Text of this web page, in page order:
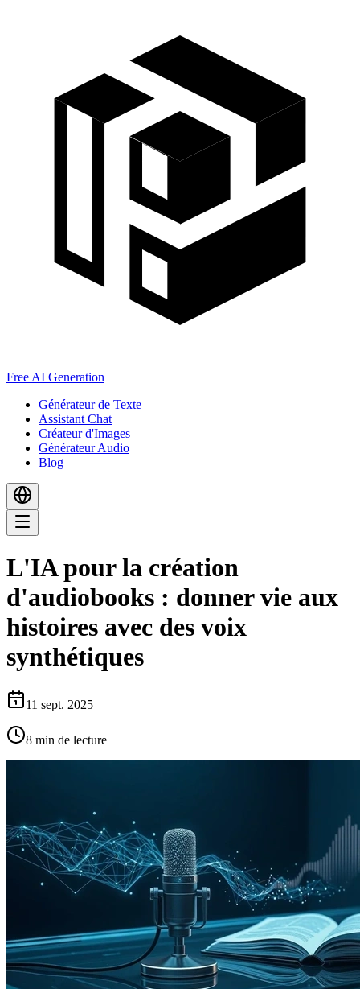
Free AI Generation
Générateur de Texte
Assistant Chat
Créateur d'Images
Générateur Audio
Blog
L'IA pour la création
d'audiobooks : donner vie aux
histoires avec des voix
synthétiques
11 sept. 2025
8 min de lecture